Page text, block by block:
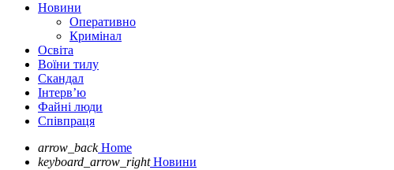
Новини
Оперативно
Кримінал
Освіта
Воїни тилу
Скандал
Інтерв’ю
Файні люди
Співпраця
arrow_back Home
keyboard_arrow_right Новини